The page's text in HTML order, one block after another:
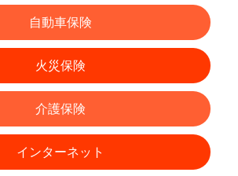
自動車保険
火災保険
介護保険
インターネット